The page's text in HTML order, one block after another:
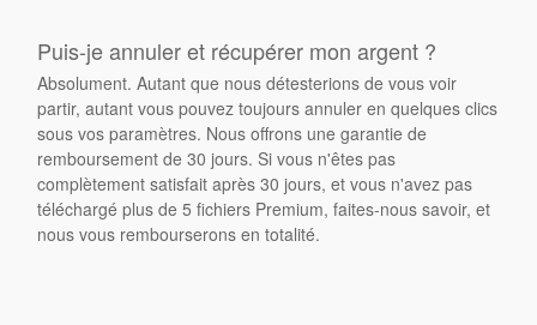
Puis-je annuler et récupérer mon argent ?
Absolument. Autant que nous détesterions de vous voir
partir, autant vous pouvez toujours annuler en quelques clics
sous vos paramètres. Nous offrons une garantie de
remboursement de 30 jours. Si vous n'êtes pas
complètement satisfait après 30 jours, et vous n'avez pas
téléchargé plus de 5 fichiers Premium, faites-nous savoir, et
nous vous rembourserons en totalité.